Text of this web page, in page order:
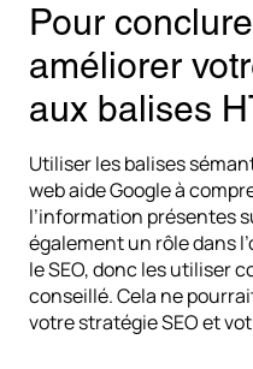
Pour
améliorer
aux balises
Utiliser les balises
web aide Google à
l’information présentes
également un rôle dans
le SEO, donc les utiliser
conseillé. Cela ne
votre stratégie SEO et